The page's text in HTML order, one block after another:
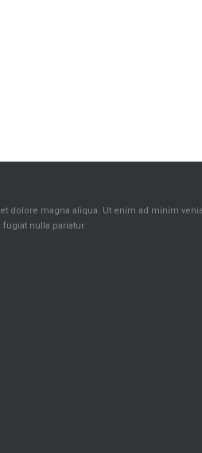
magna aliqua. Ut enim ad minim
nulla pariatur.